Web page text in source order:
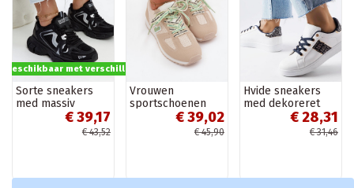
beschikbaar met verschillende opties
Sorte sneakers
med massiv
jakobinsk sål€ 39,17
€ 43,52
Vrouwen
sportschoenen
met decoratieve
zandkleur Henira
€ 39,02
€ 45,90
Hvide sneakers
med dekoreret
overdel Sauriol
€ 28,31
€ 31,46